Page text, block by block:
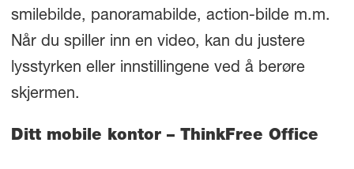
smilebilde, panoramabilde, action-bilde m.m.
Når du spiller inn en video, kan du justere
lysstyrken eller innstillingene ved å berøre
skjermen.
Ditt mobile kontor – ThinkFree Office